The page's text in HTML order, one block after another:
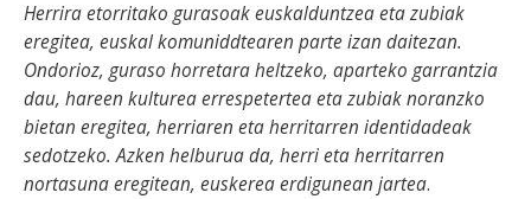
Herrira etorritako gurasoak euskalduntzea eta zubiak
eregitea, euskal komuniddtearen parte izan daitezan.
Ondorioz, guraso horretara heltzeko, aparteko garrantzia
dau, hareen kulturea errespetertea eta zubiak noranzko
bietan eregitea, herriaren eta herritarren identidadeak
sedotzeko. Azken helburua da, herri eta herritarren
nortasuna eregitean, euskerea erdigunean jartea.